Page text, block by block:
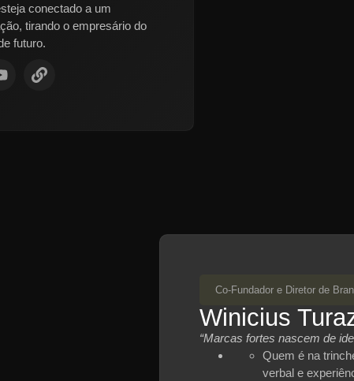
conectado a um
tirando o empresário do
futuro.
Co-Fundador e Diretor de
Winicius
“Marcas fortes nascem de
Quem é na
verbal e